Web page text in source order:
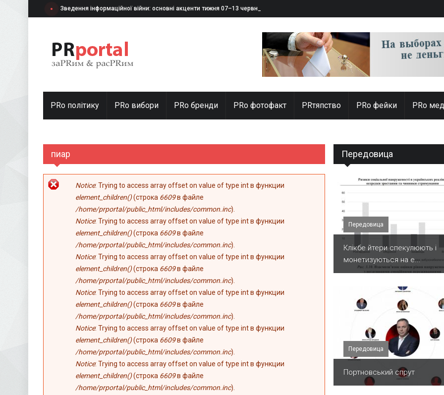
Перейти к основному содержаниюЗведення інформаційної війни: основні акценти тижня 07–13 червня 2025
PRo політику PRo вибори PRо бренди PRо фотофакт PRтяпство PRo фейки PRo
пиар
Сообщение об ошибке
Notice: Trying to access array offset on value of type int в функции
element_children()(строка 6609в файле
/home/prportal/public_html/includes/common.inc).
Notice: Trying to access array offset on value of type int в функции
element_children()(строка 6609в файле
/home/prportal/public_html/includes/common.inc).
Notice: Trying to access array offset on value of type int в функции
element_children()(строка 6609в файле
/home/prportal/public_html/includes/common.inc).
Notice: Trying to access array offset on value of type int в функции
element_children()(строка 6609в файле
/home/prportal/public_html/includes/common.inc).
Notice: Trying to access array offset on value of type int в функции
element_children()(строка 6609в файле
/home/prportal/public_html/includes/common.inc).
Notice: Trying to access array offset on value of type int в функции
element_children()(строка 6609в файле
/home/prportal/public_html/includes/common.inc).
Передовица
Передовица
Клікбе йтери спекулюють і
монетизуються на е...
Передовица
Портновський спрут